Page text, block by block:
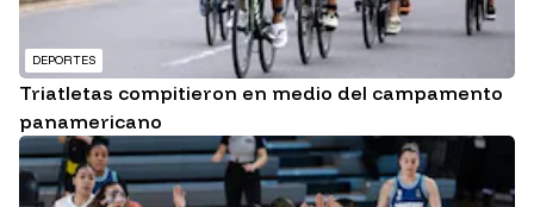
DEPORTES
Triatletas compitieron en medio del campamento
panamericano